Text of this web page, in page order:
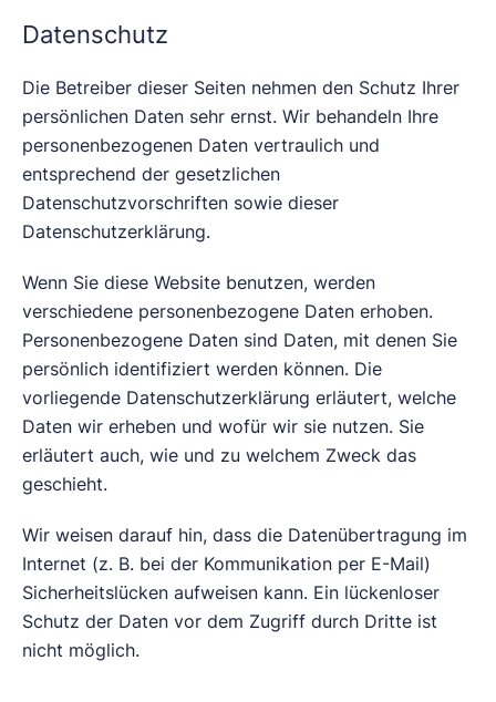
Datenschutz
Die Betreiber dieser Seiten nehmen den Schutz Ihrer
persönlichen Daten sehr ernst. Wir behandeln Ihre
personenbezogenen Daten vertraulich und
entsprechend der gesetzlichen
Datenschutzvorschriften sowie dieser
Datenschutzerklärung.
Wenn Sie diese Website benutzen, werden
verschiedene personenbezogene Daten erhoben.
Personenbezogene Daten sind Daten, mit denen Sie
persönlich identifiziert werden können. Die
vorliegende Datenschutzerklärung erläutert, welche
Daten wir erheben und wofür wir sie nutzen. Sie
erläutert auch, wie und zu welchem Zweck das
geschieht.
Wir weisen darauf hin, dass die Datenübertragung im
Internet (z. B. bei der Kommunikation per E-Mail)
Sicherheitslücken aufweisen kann. Ein lückenloser
Schutz der Daten vor dem Zugriff durch Dritte ist
nicht möglich.